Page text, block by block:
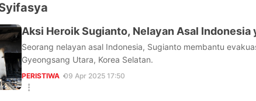
Aksi Heroik Sugianto, Nelayan Asal Indonesia
Seorang nelayan asal Indonesia, Sugianto membantu
Gyeongsang Utara, Korea Selatan.
PERISTIWA 09 Apr 2025 17:50